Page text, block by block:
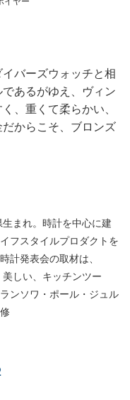
バーズウォッチと相
あるがゆえ、ヴィン
、重くて柔らかい、
からこそ、ブロンズ
まれ。時計を中心に建
フスタイルプロダクトを
計発表会の取材は、
しい、キッチンツー
ンソワ・ポール・ジュル